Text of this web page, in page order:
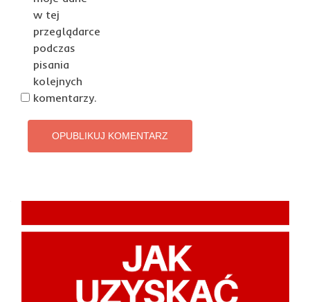
w tej
przeglądarce
podczas
pisania
kolejnych
komentarzy.